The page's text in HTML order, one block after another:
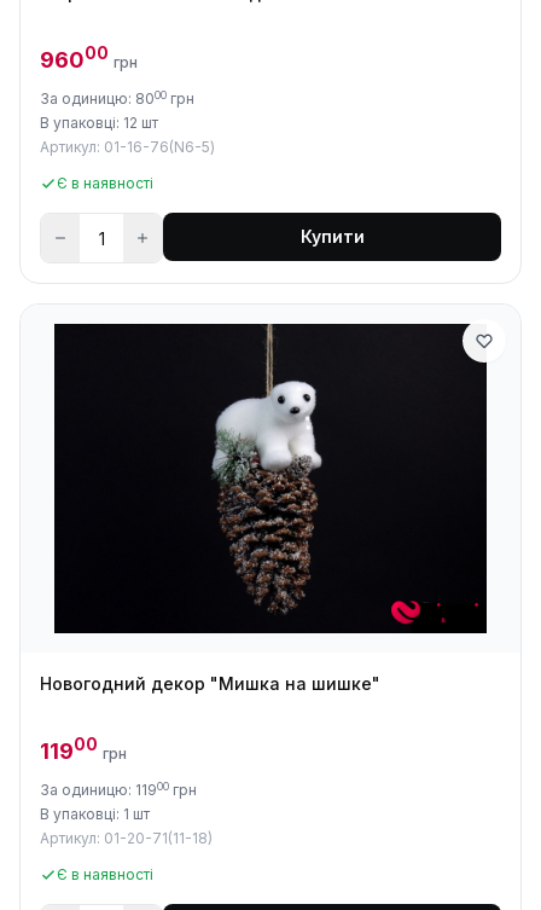
96000 грн
За одиницю: 8000 грн
В упаковці: 12 шт
Артикул: 01-16-76(N6-5)
Є в наявності
Купити
Новогодний декор "Мишка на шишке"
11900 грн
За одиницю: 11900 грн
В упаковці: 1 шт
Артикул: 01-20-71(11-18)
Є в наявності